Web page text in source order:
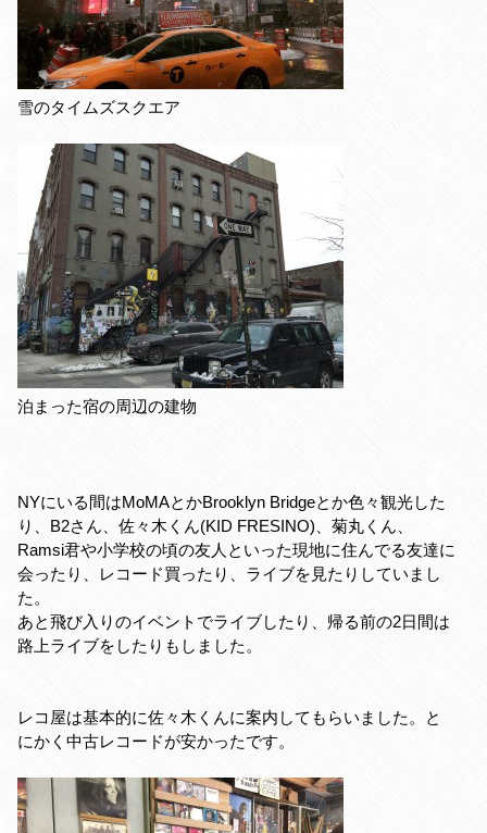
雪のタイムズスクエア
泊まった宿の周辺の建物
NYにいる間はMoMAとかBrooklyn Bridgeとか色々観光した
り、B2さん、佐々木くん(KID FRESINO)、菊丸くん、
Ramsi君や小学校の頃の友人といった現地に住んでる友達に
会ったり、レコード買ったり、ライブを見たりしていまし
た。
あと飛び入りのイベントでライブしたり、帰る前の2日間は
路上ライブをしたりもしました。
レコ屋は基本的に佐々木くんに案内してもらいました。と
にかく中古レコードが安かったです。